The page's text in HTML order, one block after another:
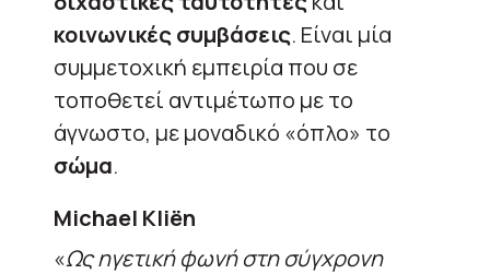
κοινωνικές συμβάσεις. Είναι μία
συμμετοχική εμπειρία που σε
τοποθετεί αντιμέτωπο με το
άγνωστο, με μοναδικό «όπλο» το
σώμα.
Michael Kliën
«Ως ηγετική φωνή στη σύγχρονη